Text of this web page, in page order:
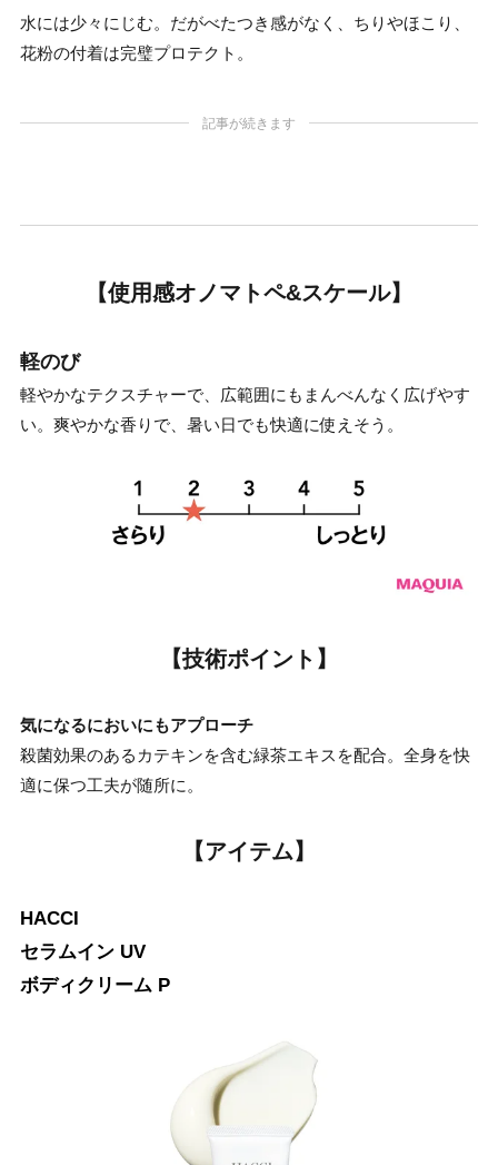
水には少々にじむ。だがべたつき感がなく、ちりやほこり、
花粉の付着は完璧プロテクト。
記事が続きます
【使用感オノマトペ&スケール】
軽のび
軽やかなテクスチャーで、広範囲にもまんべんなく広げやす
い。爽やかな香りで、暑い日でも快適に使えそう。
【技術ポイント】
気になるにおいにもアプローチ
殺菌効果のあるカテキンを含む緑茶エキスを配合。全身を快
適に保つ工夫が随所に。
【アイテム】
HACCI
セラムイン UV
ボディクリーム P